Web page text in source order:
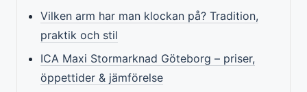
Vilken arm har man klockan på? Tradition,
praktik och stil
ICA Maxi Stormarknad Göteborg – priser,
öppettider & jämförelse